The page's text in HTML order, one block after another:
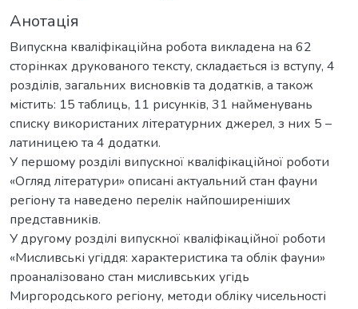
Анотація
Випускна кваліфікаційна робота викладена на 62
сторінках друкованого тексту, складається із вступу, 4
розділів, загальних висновків та додатків, а також
містить: 15 таблиць, 11 рисунків, 31 найменувань
списку використаних літературних джерел, з них 5 –
латиницею та 4 додатки.
У першому розділі випускної кваліфікаційної роботи
«Огляд літератури» описані актуальний стан фауни
регіону та наведено перелік найпоширеніших
представників.
У другому розділі випускної кваліфікаційної роботи
«Мисливські угіддя: характеристика та облік фауни»
проаналізовано стан мисливських угідь
Миргородського регіону, методи обліку чисельності